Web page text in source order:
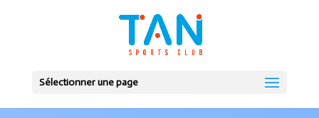
Sélectionner une page